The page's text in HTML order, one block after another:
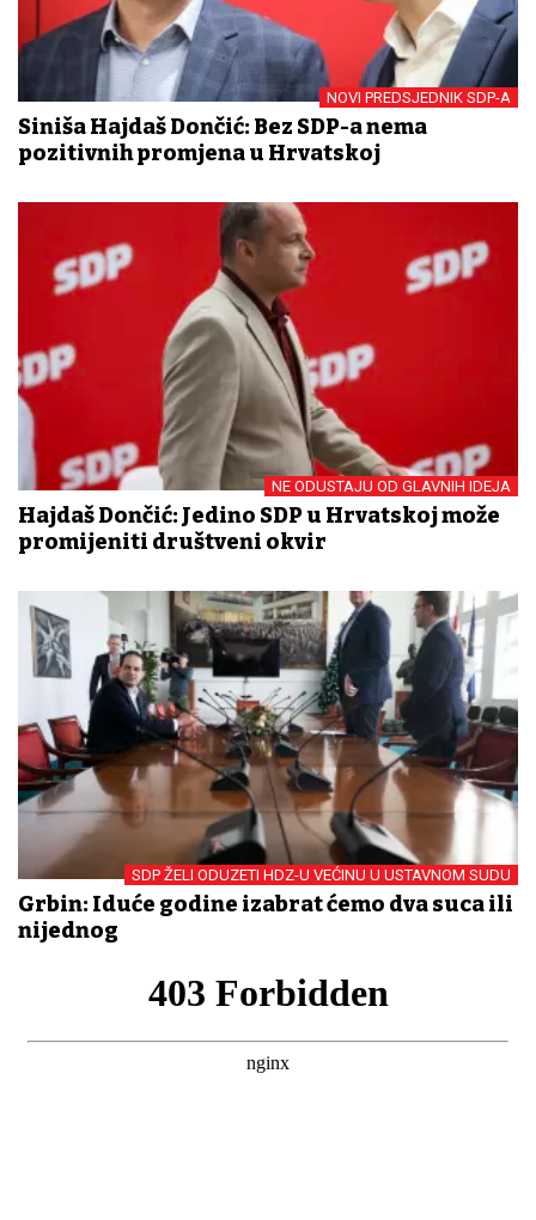
NOVI PREDSJEDNIK SDP-A
Siniša Hajdaš Dončić: Bez SDP-a nema
pozitivnih promjena u Hrvatskoj
NE ODUSTAJU OD GLAVNIH IDEJA
Hajdaš Dončić: Jedino SDP u Hrvatskoj može
promijeniti društveni okvir
SDP ŽELI ODUZETI HDZ-U VEĆINU U USTAVNOM SUDU
Grbin: Iduće godine izabrat ćemo dva suca ili
nijednog